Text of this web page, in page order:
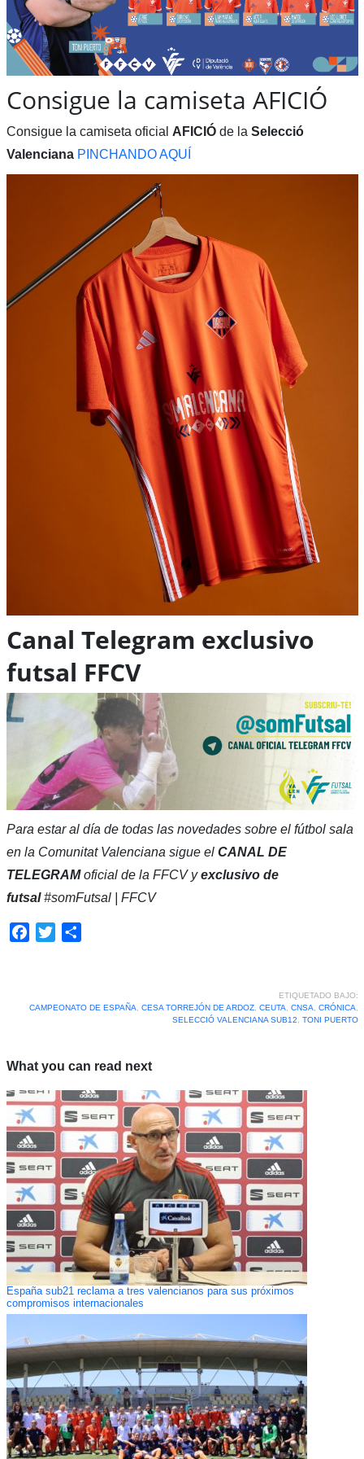
Consigue la camiseta AFICIÓ
Consigue la camiseta oficial AFICIÓde la Selecció
Valenciana PINCHANDO AQUÍ
Canal Telegram exclusivo
futsal FFCV
Para estar al día de todas las novedades sobre el fútbol sala
en la Comunitat Valenciana sigue el CANAL DE
TELEGRAMoficial de la FFCV yexclusivo de
futsal#somFutsal | FFCV
Facebook
Twitter
ETIQUETADO BAJO:
CAMPEONATO DE ESPAÑA
CESA TORREJÓN DE ARDOZ, CEUTA CNSA CRÓNICA
SELECCIÓ VALENCIANA SUB12
TONI PUERTO
What you can read next
España sub21 reclama a tres valencianos para sus próximos
compromisos internacionales